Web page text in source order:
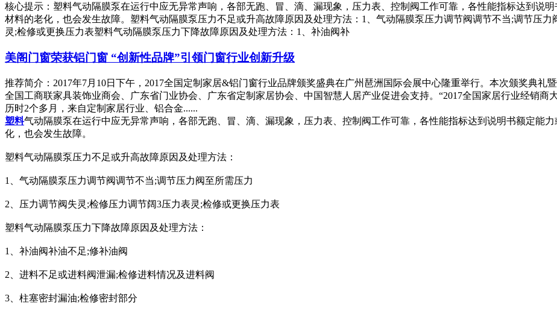
核心提示：塑料气动隔膜泵在运行中应无异常声响，各部无跑、冒、滴、漏现象，压力表、控制阀工作可靠，各性能指标达到说
材料的老化，也会发生故障。塑料气动隔膜泵压力不足或升高故障原因及处理方法：1、气动隔膜泵压力调节阀调节不当;调节压
灵;检修或更换压力表塑料气动隔膜泵压力下降故障原因及处理方法：1、补油阀补
美阁门窗荣获铝门窗 “创新性品牌”引领门窗行业创新升级
推荐简介：2017年7月10日下午，2017全国定制家居&铝门窗行业品牌颁奖盛典在广州琶洲国际会展中心隆重举行。本次颁奖典礼
全国工商联家具装饰业商会、广东省门业协会、广东省定制家居协会、中国智慧人居产业促进会支持。“2017全国家居行业经销商
历时2个多月，来自定制家居行业、铝合金......
塑料气动隔膜泵在运行中应无异常声响，各部无跑、冒、滴、漏现象，压力表、控制阀工作可靠，各性能指标达到说明书额定能
化，也会发生故障。
塑料气动隔膜泵压力不足或升高故障原因及处理方法：
1、气动隔膜泵压力调节阀调节不当;调节压力阀至所需压力
2、压力调节阀失灵;检修压力调节阔3压力表灵;检修或更换压力表
塑料气动隔膜泵压力下降故障原因及处理方法：
1、补油阀补油不足;修补油阀
2、进料不足或进料阀泄漏;检修进料情况及进料阀
3、柱塞密封漏油;检修密封部分